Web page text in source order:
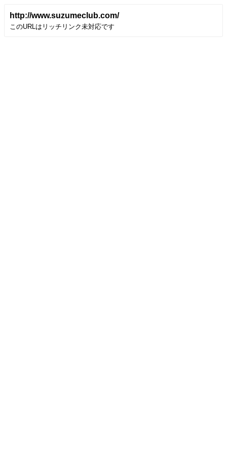
http://www.suzumeclub.com/
このURLはリッチリンク未対応です